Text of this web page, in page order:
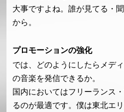
大事ですよね。誰が見てる・
から。
プロモーションの強化
では、どのようにしたらメデ
の音楽を発信できるか。
国内においてはフリーランス
るのが最適です。僕は東北エ